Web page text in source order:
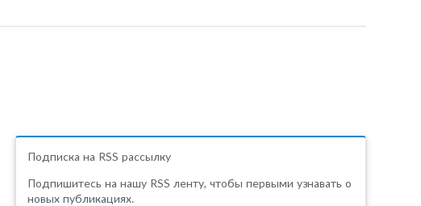
Подписка на RSS рассылку
Подпишитесь на нашу RSS ленту, чтобы первыми узнавать о
новых публикациях.